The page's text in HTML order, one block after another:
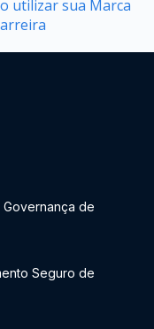
utilizar sua Marca
Governança de
Seguro de